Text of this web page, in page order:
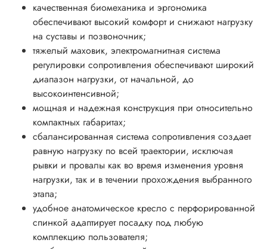
качественная биомеханика и эргономика
обеспечивают высокий комфорт и снижают нагрузку
на суставы и позвоночник;
тяжелый маховик, электромагнитная система
регулировки сопротивления обеспечивают широкий
диапазон нагрузки, от начальной, до
высокоинтенсивной;
мощная и надежная конструкция при относительно
компактных габаритах;
сбалансированная система сопротивления создает
равную нагрузку по всей траектории, исключая
рывки и провалы как во время изменения уровня
нагрузки, так и в течении прохождения выбранного
этапа;
удобное анатомическое кресло с перфорированной
спинкой адаптирует посадку под любую
комплекцию пользователя;